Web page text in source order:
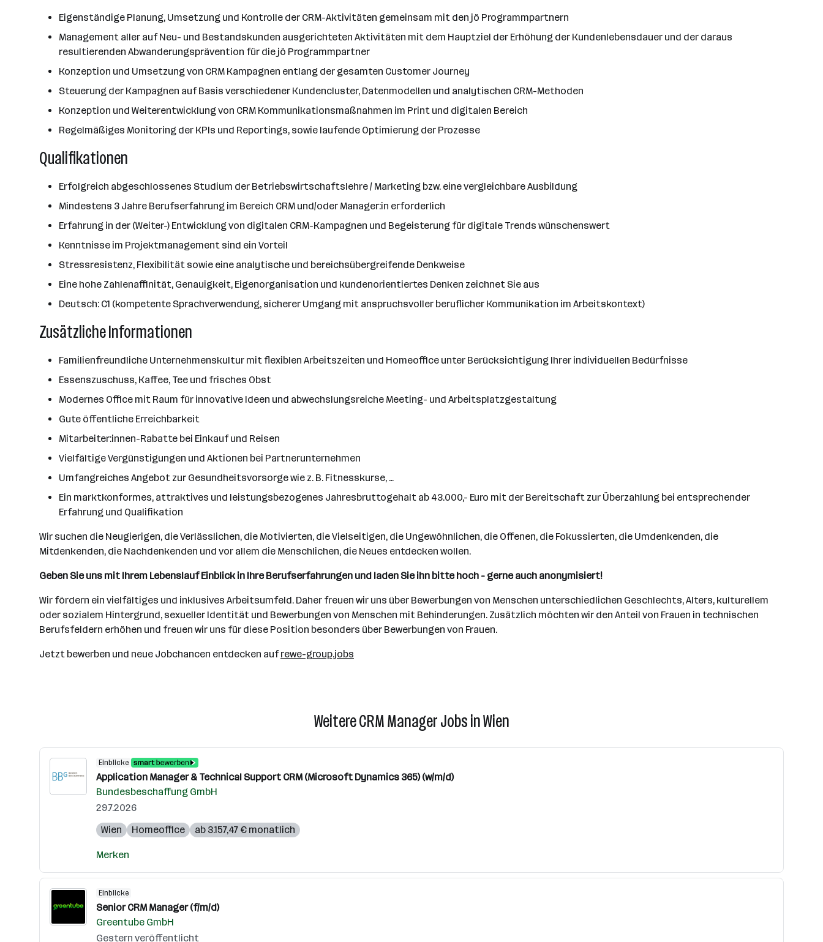
Eigenständige Planung, Umsetzung und Kontrolle der CRM-Aktivitäten gemeinsam mit den jö Programmpartnern
Management aller auf Neu- und Bestandskunden ausgerichteten Aktivitäten mit dem Hauptziel der Erhöhung der Kundenlebensdauer und der daraus
resultierenden Abwanderungsprävention für die jö Programmpartner
Konzeption und Umsetzung von CRM Kampagnen entlang der gesamten Customer Journey
Steuerung der Kampagnen auf Basis verschiedener Kundencluster, Datenmodellen und analytischen CRM-Methoden
Konzeption und Weiterentwicklung von CRM Kommunikationsmaßnahmen im Print und digitalen Bereich
Regelmäßiges Monitoring der KPIs und Reportings, sowie laufende Optimierung der Prozesse
Qualifikationen
Erfolgreich abgeschlossenes Studium der Betriebswirtschaftslehre / Marketing bzw. eine vergleichbare Ausbildung
Mindestens 3 Jahre Berufserfahrung im Bereich CRM und/oder Manager:in erforderlich
Erfahrung in der (Weiter-) Entwicklung von digitalen CRM-Kampagnen und Begeisterung für digitale Trends wünschenswert
Kenntnisse im Projektmanagement sind ein Vorteil
Stressresistenz, Flexibilität sowie eine analytische und bereichsübergreifende Denkweise
Eine hohe Zahlenaffinität, Genauigkeit, Eigenorganisation und kundenorientiertes Denken zeichnet Sie aus
Deutsch: C1 (kompetente Sprachverwendung, sicherer Umgang mit anspruchsvoller beruflicher Kommunikation im Arbeitskontext)
Zusätzliche Informationen
Familienfreundliche Unternehmenskultur mit flexiblen Arbeitszeiten und Homeoffice unter Berücksichtigung Ihrer individuellen Bedürfnisse
Essenszuschuss, Kaffee, Tee und frisches Obst
Modernes Office mit Raum für innovative Ideen und abwechslungsreiche Meeting- und Arbeitsplatzgestaltung
Gute öffentliche Erreichbarkeit
Mitarbeiter:innen-Rabatte bei Einkauf und Reisen
Vielfältige Vergünstigungen und Aktionen bei Partnerunternehmen
Umfangreiches Angebot zur Gesundheitsvorsorge wie z. B. Fitnesskurse, …
Ein marktkonformes, attraktives und leistungsbezogenes Jahresbruttogehalt ab 43.000,- Euro mit der Bereitschaft zur Überzahlung bei entsprechender
Erfahrung und Qualifikation
Wir suchen die Neugierigen, die Verlässlichen, die Motivierten, die Vielseitigen, die Ungewöhnlichen, die Offenen, die Fokussierten, die Umdenkenden, die
Mitdenkenden, die Nachdenkenden und vor allem die Menschlichen, die Neues entdecken wollen.
Geben Sie uns mit Ihrem Lebenslauf Einblick in Ihre Berufserfahrungen und laden Sie ihn bitte hoch - gerne auch anonymisiert!
Wir fördern ein vielfältiges und inklusives Arbeitsumfeld. Daher freuen wir uns über Bewerbungen von Menschen unterschiedlichen Geschlechts, Alters, kulturellem
oder sozialem Hintergrund, sexueller Identität und Bewerbungen von Menschen mit Behinderungen. Zusätzlich möchten wir den Anteil von Frauen in technischen
Berufsfeldern erhöhen und freuen wir uns für diese Position besonders über Bewerbungen von Frauen.
Jetzt bewerben und neue Jobchancen entdecken aufrewe-group.jobs
Weitere CRM Manager Jobs in Wien
Einblicke
Application Manager & Technical Support CRM (Microsoft Dynamics 365) (w/m/d)
Bundesbeschaffung GmbH
29.7.2026
Wien
Homeoffice ab 3.157,47 € monatlich
Merken
Einblicke
Senior CRM Manager (f/m/d)
Greentube GmbH
Gestern veröffentlicht